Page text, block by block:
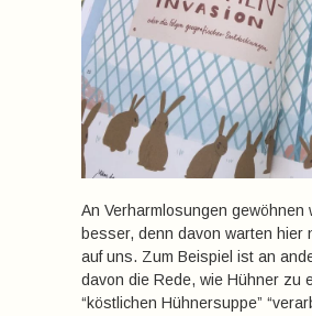
An Verharmlosungen gewöhnen
besser, denn davon warten hier
auf uns. Zum Beispiel ist an
davon die Rede, wie Hühner zu
“köstlichen Hühnersuppe”